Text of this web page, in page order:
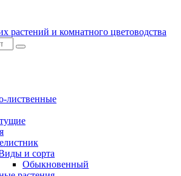
растений и комнатного цветоводства
лиственные
и сорта
Обыкновенный